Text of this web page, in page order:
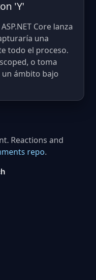
'Y'
Core lanza
una
todo el proceso.
o toma
un ámbito bajo
Reactions and
repo.